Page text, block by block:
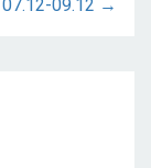
07.12-09.12 →